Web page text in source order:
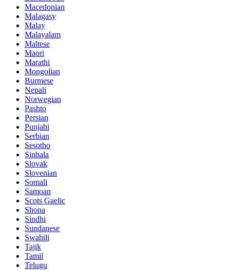
Macedonian
Malagasy
Malay
Malayalam
Maltese
Maori
Marathi
Mongolian
Burmese
Nepali
Norwegian
Pashto
Persian
Punjabi
Serbian
Sesotho
Sinhala
Slovak
Slovenian
Somali
Samoan
Scots Gaelic
Shona
Sindhi
Sundanese
Swahili
Tajik
Tamil
Telugu